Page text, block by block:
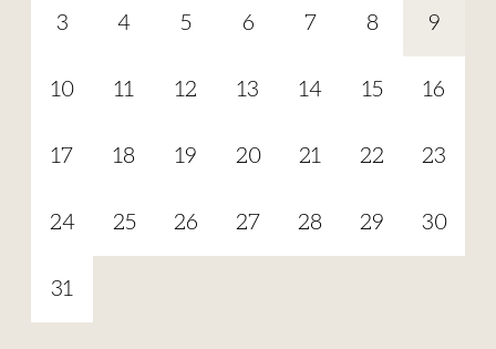
3 4 5 6 7 8 9
10 11 12 13 14 15 16
17 18 19 20 21 22 23
24 25 26 27 28 29 30
31